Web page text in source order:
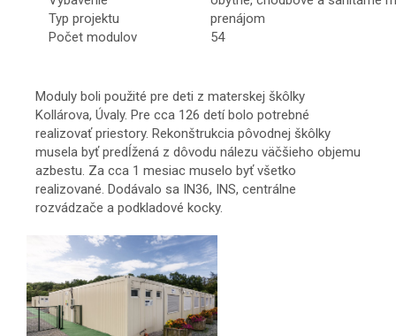
Typ projektu
prenájom
Počet modulov
54
Moduly boli použité pre deti z materskej škôlky
Kollárova, Úvaly. Pre cca 126 detí bolo potrebné
realizovať priestory. Rekonštrukcia pôvodnej škôlky
musela byť predĺžená z dôvodu nálezu väčšieho objemu
azbestu. Za cca 1 mesiac muselo byť všetko
realizované. Dodávalo sa IN36, INS, centrálne
rozvádzače a podkladové kocky.